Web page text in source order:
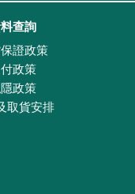
查詢
證政策
政策
政策
取貨安排